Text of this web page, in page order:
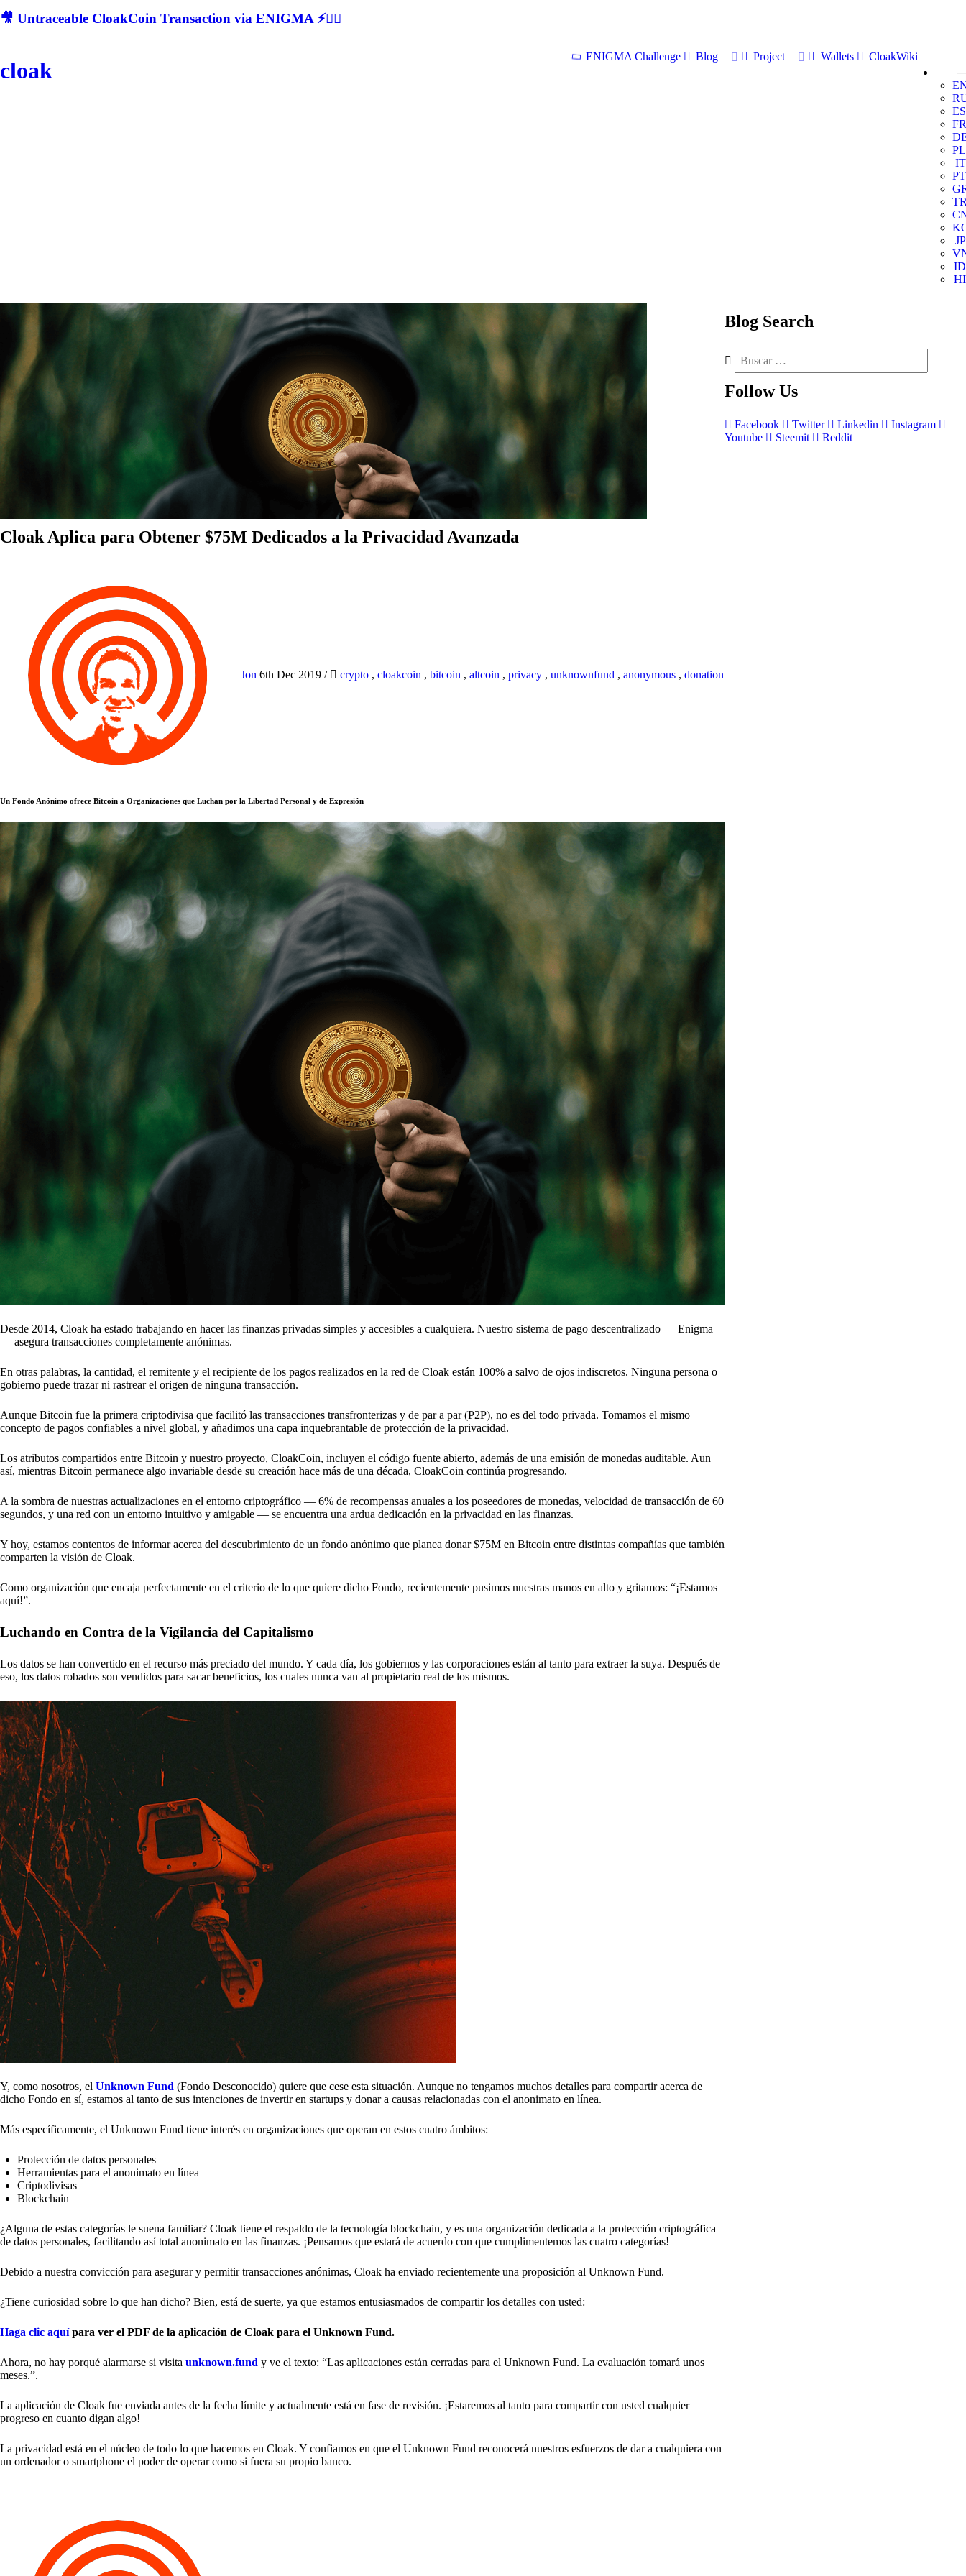
🎥 Untraceable CloakCoin Transaction via ENIGMA ⚡🕵‍♂
cloak
ENIGMA Challenge Blog Project Wallets
CloakWiki
ES
FR
PL
IT
PT
JP
ID
HI
Cloak Aplica para Obtener $75M Dedicados a la Privacidad Avanzada
Jon 6th Dec 2019 / crypto , cloakcoin , bitcoin , altcoin , privacy , unknownfund , anonymous , donation
Un Fondo Anónimo ofrece Bitcoin a Organizaciones que Luchan por la Libertad Personal y de Expresión
Desde 2014, Cloak ha estado trabajando en hacer las finanzas privadas simples y accesibles a cualquiera. Nuestro sistema de pago descentralizado — Enigma
— asegura transacciones completamente anónimas.
En otras palabras, la cantidad, el remitente y el recipiente de los pagos realizados en la red de Cloak están 100% a salvo de ojos indiscretos. Ninguna persona o
gobierno puede trazar ni rastrear el origen de ninguna transacción.
Aunque Bitcoin fue la primera criptodivisa que facilitó las transacciones transfronterizas y de par a par (P2P), no es del todo privada. Tomamos el mismo
concepto de pagos confiables a nivel global, y añadimos una capa inquebrantable de protección de la privacidad.
Los atributos compartidos entre Bitcoin y nuestro proyecto, CloakCoin, incluyen el código fuente abierto, además de una emisión de monedas auditable. Aun
así, mientras Bitcoin permanece algo invariable desde su creación hace más de una década, CloakCoin continúa progresando.
A la sombra de nuestras actualizaciones en el entorno criptográfico — 6% de recompensas anuales a los poseedores de monedas, velocidad de transacción de 60
segundos, y una red con un entorno intuitivo y amigable — se encuentra una ardua dedicación en la privacidad en las finanzas.
Y hoy, estamos contentos de informar acerca del descubrimiento de un fondo anónimo que planea donar $75M en Bitcoin entre distintas compañías que también
comparten la visión de Cloak.
Como organización que encaja perfectamente en el criterio de lo que quiere dicho Fondo, recientemente pusimos nuestras manos en alto y gritamos: “¡Estamos
aquí!”.
Luchando en Contra de la Vigilancia del Capitalismo
Los datos se han convertido en el recurso más preciado del mundo. Y cada día, los gobiernos y las corporaciones están al tanto para extraer la suya. Después de
eso, los datos robados son vendidos para sacar beneficios, los cuales nunca van al propietario real de los mismos.
Y, como nosotros, el Unknown Fund (Fondo Desconocido) quiere que cese esta situación. Aunque no tengamos muchos detalles para compartir acerca de
dicho Fondo en sí, estamos al tanto de sus intenciones de invertir en startups y donar a causas relacionadas con el anonimato en línea.
Más específicamente, el Unknown Fund tiene interés en organizaciones que operan en estos cuatro ámbitos:
Protección de datos personales
Herramientas para el anonimato en línea
Criptodivisas
Blockchain
¿Alguna de estas categorías le suena familiar? Cloak tiene el respaldo de la tecnología blockchain, y es una organización dedicada a la protección criptográfica
de datos personales, facilitando así total anonimato en las finanzas. ¡Pensamos que estará de acuerdo con que cumplimentemos las cuatro categorías!
Debido a nuestra convicción para asegurar y permitir transacciones anónimas, Cloak ha enviado recientemente una proposición al Unknown Fund.
¿Tiene curiosidad sobre lo que han dicho? Bien, está de suerte, ya que estamos entusiasmados de compartir los detalles con usted:
Haga clic aquípara ver el PDF de la aplicación de Cloak para el Unknown Fund.
Ahora, no hay porqué alarmarse si visita unknown.fund y ve el texto: “Las aplicaciones están cerradas para el Unknown Fund. La evaluación tomará unos
meses.”.
La aplicación de Cloak fue enviada antes de la fecha límite y actualmente está en fase de revisión. ¡Estaremos al tanto para compartir con usted cualquier
progreso en cuanto digan algo!
La privacidad está en el núcleo de todo lo que hacemos en Cloak. Y confiamos en que el Unknown Fund reconocerá nuestros esfuerzos de dar a cualquiera con
un ordenador o smartphone el poder de operar como si fuera su propio banco.
Blog Search
Follow Us
Facebook Twitter Linkedin
Instagram
Youtube
Steemit Reddit